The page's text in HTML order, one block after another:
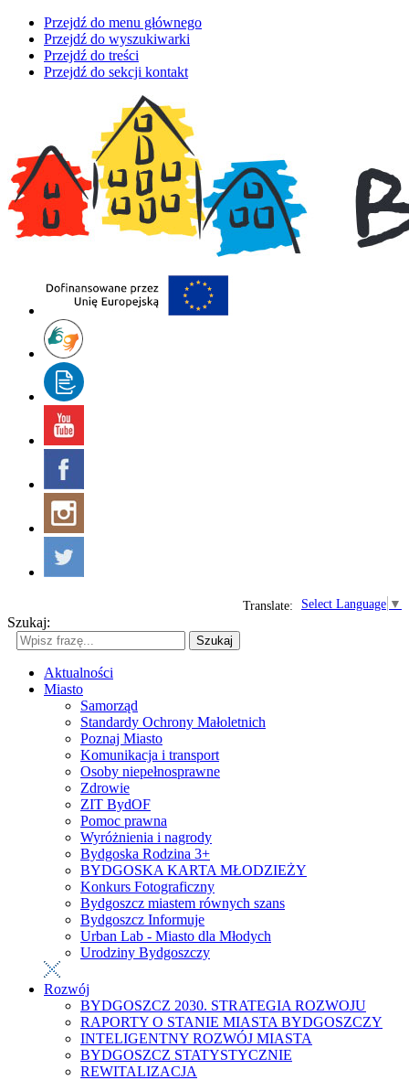
Przejdź do menu głównego
Przejdź do wyszukiwarki
Przejdź do treści
Przejdź do sekcji kontakt
Select Language ▼
Translate:
Szukaj:
Szukaj
Aktualności
Miasto
Samorząd
Standardy Ochrony Małoletnich
Poznaj Miasto
Komunikacja i transport
Osoby niepełnosprawne
Zdrowie
ZIT BydOF
Pomoc prawna
Wyróżnienia i nagrody
Bydgoska Rodzina 3+
BYDGOSKA KARTA MŁODZIEŻY
Konkurs Fotograficzny
Bydgoszcz miastem równych szans
Bydgoszcz Informuje
Urban Lab - Miasto dla Młodych
Urodziny Bydgoszczy
Rozwój
BYDGOSZCZ 2030. STRATEGIA ROZWOJU
RAPORTY O STANIE MIASTA BYDGOSZCZY
INTELIGENTNY ROZWÓJ MIASTA
BYDGOSZCZ STATYSTYCZNIE
REWITALIZACJA